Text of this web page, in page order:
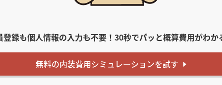
登録も個人情報の入力も不要！ 30秒でパッと概算費用がわか
無料の内装費用シミュレーションを試す